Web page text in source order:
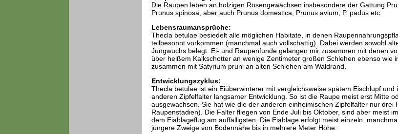
Die Raupen leben an holzigen Rosengewächsen insbesondere der Gattung
Prunus spinosa, aber auch Prunus domestica, Prunus avium, P. padus etc.
Lebensraumansprüche:
Thecla betulae besiedelt alle möglichen Habitate, in denen
teilbesonnt vorkommen (manchmal auch vollschattig). Dabei werden sowohl
Jungwuchs belegt. Ei- und Raupenfunde gelangen mir zusammen mit denen
über heißem Kalkschotter an wenige Zentimeter großen Schlehen ebenso wie
zusammen mit Satyrium pruni an alten Schlehen am Waldrand.
Entwicklungszyklus:
Thecla betulae ist ein Eiüberwinterer mit vergleichsweise spätem Eischlupf und
anderen Zipfelfalter langsamer Entwicklung. So ist die Raupe meist erst Mitte
ausgewachsen. Sie hat wie die der anderen einheimischen Zipfelfalter nur drei
Raupenstadien). Die Falter fliegen von Ende Juli bis Oktober, sind aber meist
dem Eiablageflug am auffälligsten. Die Eiablage erfolgt meist einzeln,
jüngere Zweige von Bodennähe bis in mehrere Meter Höhe.